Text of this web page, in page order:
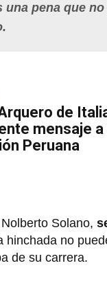
pena que
de
mensaje a
Peruana
Solano,
no
de su carrera.